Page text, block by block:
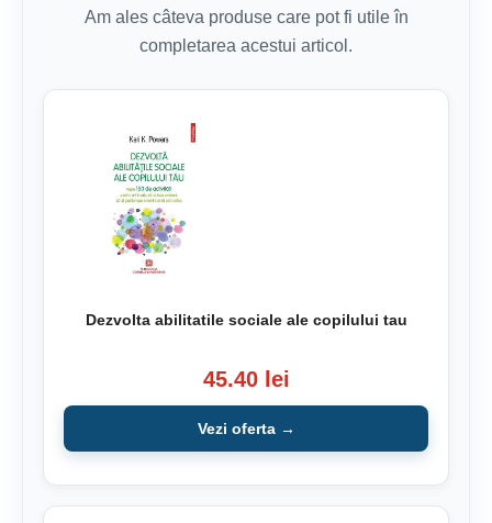
Am ales câteva produse care pot fi utile în
completarea acestui articol.
Dezvolta abilitatile sociale ale copilului tau
45.40 lei
Vezi oferta →